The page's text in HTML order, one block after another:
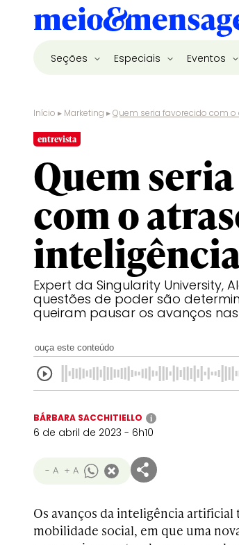
Seções Especiais Eventos
Início ▸ Marketing ▸Quem seria favorecido com
entrevista
Quem
com o
Expert da Singularity University,
questões de poder são
queiram pausar os avanços
ouça este conteúdo
BÁRBARA SACCHITIELLO i
6 de abril de 2023 - 6h10
- A + A
Os avanços da inteligência
mobilidade social, em que uma